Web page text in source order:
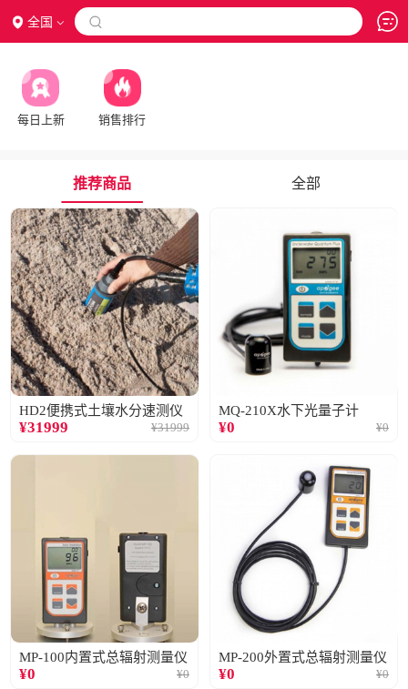
全国 
每日上新 销售排行
推荐商品 全部
HD2便携式土壤水分速测仪
¥31999 ¥31999
MQ-210X水下光量子计
¥0 ¥0
MP-100内置式总辐射测量仪
¥0 ¥0
MP-200外置式总辐射测量仪
¥0 ¥0